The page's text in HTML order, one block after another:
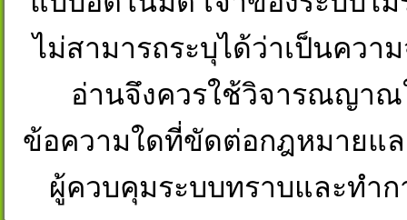
ไม่สามารถระบุได้ว่าเป็นควา
อ่านจึงควรใช้วิจารณญาณ
ข้อความใดที่ขัดต่อกฎหมายแ
ผู้ควบคุมระบบทราบและทำ